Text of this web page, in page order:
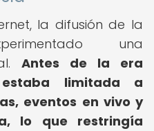
la difusión de la
una
Antes de la era
limitada a
eventos en vivo y
lo que restringía